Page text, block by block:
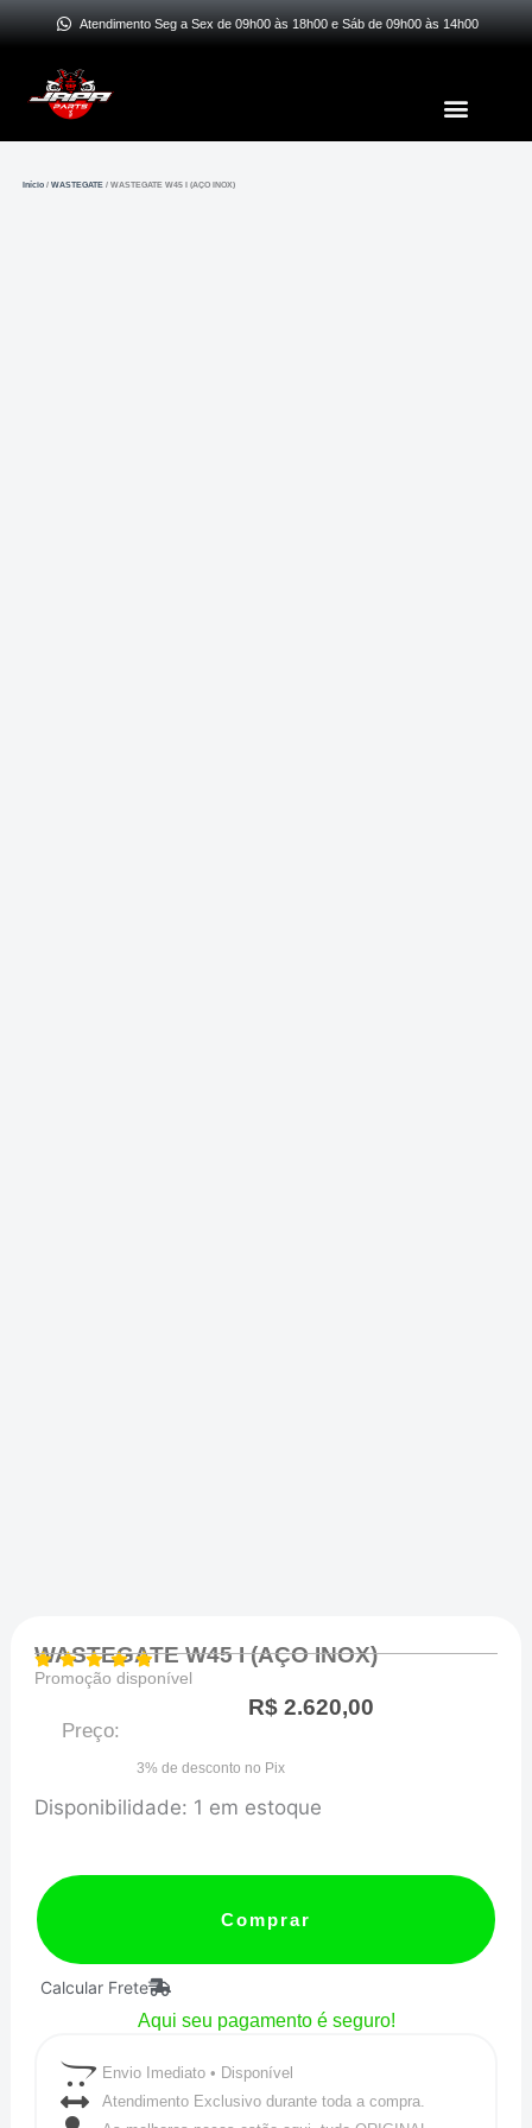
Ir
conteúdo
Atendimento Seg a Sex de 09h00 às 18h00 e Sáb de 09h00 às 14h00
Menu
Início /WASTEGATE / WASTEGATE W45 I (AÇO INOX)
WASTEGATE W45 I (AÇO INOX)
Promoção disponível
Preço:
R$2.620,00
3% de desconto no Pix
Disponibilidade: 1 em estoque
WASTEGATE
(AÇO
INOX)
quantidade
Comprar
Calcular Frete
Aqui seu pagamento é seguro!
Envio Imediato • Disponível
Atendimento Exclusivo durante toda a compra.